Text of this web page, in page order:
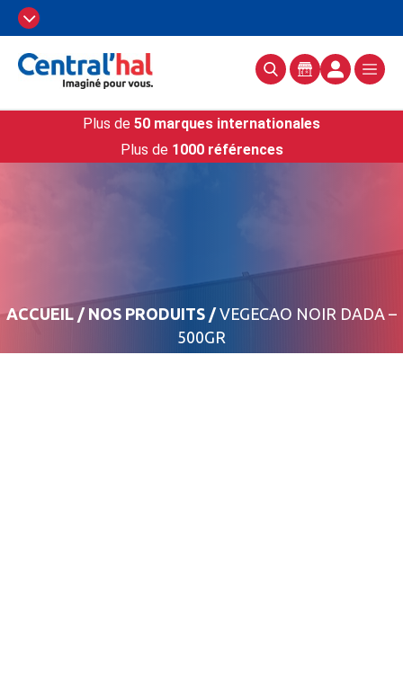
Plus de 50 marques internationales
Plus de 1000 références
ACCUEIL / NOS PRODUITS /VEGECAO NOIR DADA –
500GR